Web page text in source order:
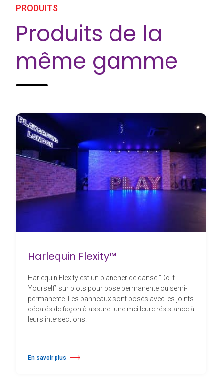
PRODUITS
Produits de la
même gamme
Harlequin Flexity™
Harlequin Flexity est un plancher de danse “Do It
Yourself” sur plots pour pose permanente ou semi-
permanente. Les panneaux sont posés avec les joints
décalés de façon à assurer une meilleure résistance à
leurs intersections.
En savoir plus
à propos Harlequin Flexity™